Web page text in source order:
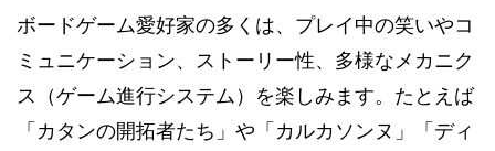
ボードゲーム愛好家の多くは、プレイ中の笑いやコ
ミュニケーション、ストーリー性、多様なメカニク
ス（ゲーム進行システム）を楽しみます。たとえば
「カタンの開拓者たち」や「カルカソンヌ」「ディ